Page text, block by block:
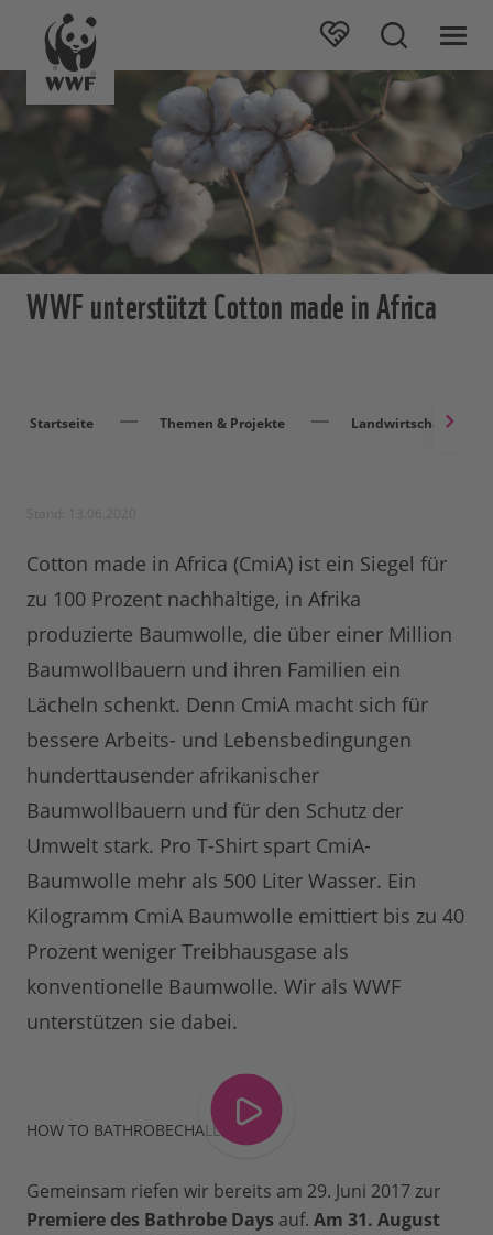
WWF unterstützt Cotton made in Africa
Startseite Themen & Projekte Landwirtschaft
Cotton made in Africa (CmiA) ist ein Siegel für
zu 100 Prozent nachhaltige, in Afrika
produzierte Baumwolle, die über einer Million
Baumwollbauern und ihren Familien ein
Lächeln schenkt. Denn CmiA macht sich für
bessere Arbeits- und Lebensbedingungen
hunderttausender afrikanischer
Baumwollbauern und für den Schutz der
Umwelt stark. Pro T-Shirt spart CmiA-
Baumwolle mehr als 500 Liter Wasser. Ein
Kilogramm CmiA Baumwolle emittiert bis zu 40
Prozent weniger Treibhausgase als
konventionelle Baumwolle. Wir als WWF
unterstützen sie dabei.
HOW TO BATHROBECHALLENGE
Gemeinsam riefen wir bereits am 29. Juni 2017 zur
Premiere des Bathrobe Days auf. Am 31. August